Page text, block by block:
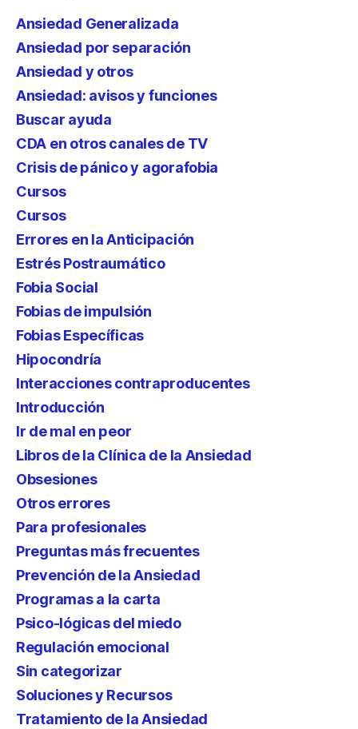
Ansiedad Generalizada
Ansiedad por separación
Ansiedad y otros
Ansiedad: avisos y funciones
Buscar ayuda
CDA en otros canales de TV
Crisis de pánico y agorafobia
Cursos
Cursos
Errores en la Anticipación
Estrés Postraumático
Fobia Social
Fobias de impulsión
Fobias Específicas
Hipocondría
Interacciones contraproducentes
Introducción
Ir de mal en peor
Libros de la Clínica de la Ansiedad
Obsesiones
Otros errores
Para profesionales
Preguntas más frecuentes
Prevención de la Ansiedad
Programas a la carta
Psico-lógicas del miedo
Regulación emocional
Sin categorizar
Soluciones y Recursos
Tratamiento de la Ansiedad